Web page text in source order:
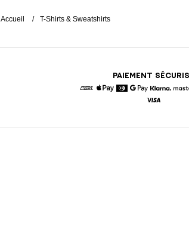
Accueil T-Shirts & Sweatshirts
PAIEMENT
Google Pay
Klarna